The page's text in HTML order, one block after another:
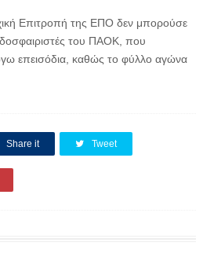
Επιτροπή της ΕΠΟ δεν μπορούσε
του ΠΑΟΚ, που
επεισόδια, καθώς το φύλλο αγώνα
Share it Tweet